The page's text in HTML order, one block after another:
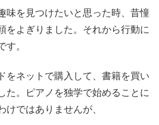
味を見つけたいと思った時、昔憧
をよぎりました。それから行動に
す。
をネットで購入して、書籍を買い
た。ピアノを独学で始めることに
けではありませんが、